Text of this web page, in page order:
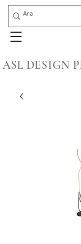
ASL DESIGN